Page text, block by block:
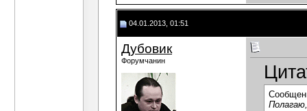
04.01.2013, 01:51
Дубовик
Форумчанин